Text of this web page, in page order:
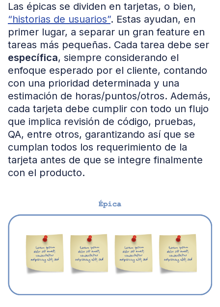
Las épicas se dividen en tarjetas, o bien,
“historias de usuarios”. Estas ayudan, en
primer lugar, a separar un gran feature en
tareas más pequeñas. Cada tarea debe ser
específica, siempre considerando el
enfoque esperado por el cliente, contando
con una prioridad determinada y una
estimación de horas/puntos/otros. Además,
cada tarjeta debe cumplir con todo un flujo
que implica revisión de código, pruebas,
QA, entre otros, garantizando así que se
cumplan todos los requerimiento de la
tarjeta antes de que se integre finalmente
con el producto.